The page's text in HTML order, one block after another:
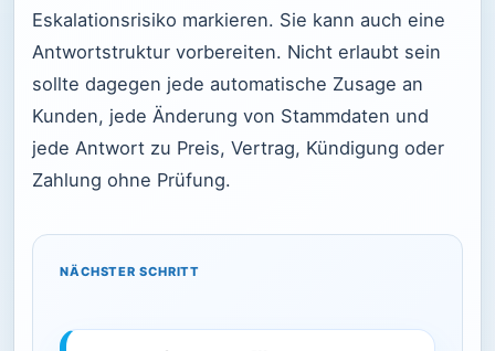
Eskalationsrisiko markieren. Sie kann auch eine
Antwortstruktur vorbereiten. Nicht erlaubt sein
sollte dagegen jede automatische Zusage an
Kunden, jede Änderung von Stammdaten und
jede Antwort zu Preis, Vertrag, Kündigung oder
Zahlung ohne Prüfung.
NÄCHSTER SCHRITT